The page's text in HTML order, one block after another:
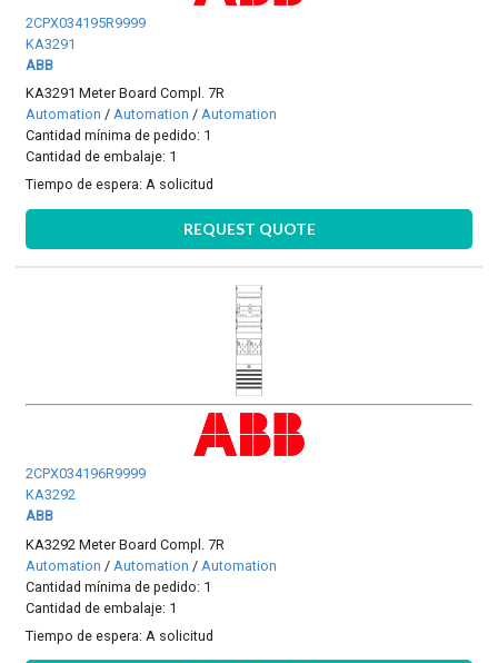
2CPX034195R9999
KA3291
ABB
KA3291 Meter Board Compl. 7R
Automation /Automation /Automation
Cantidad mínima de pedido: 1
Cantidad de embalaje: 1
Tiempo de espera:A solicitud
REQUEST QUOTE
2CPX034196R9999
KA3292
ABB
KA3292 Meter Board Compl. 7R
Automation / Automation / Automation
Cantidad mínima de pedido: 1
Cantidad de embalaje: 1
Tiempo de espera: A solicitud